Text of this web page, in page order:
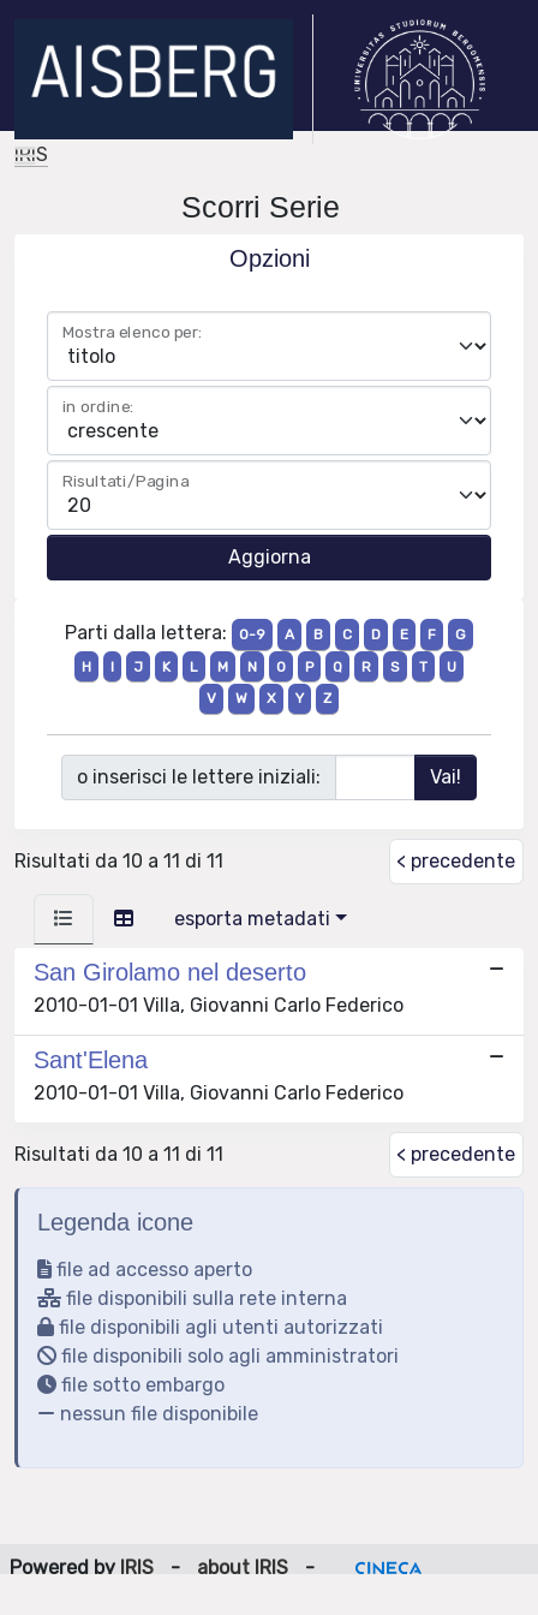
IRIS
Scorri Serie
Opzioni
Mostra elenco per:
in ordine:
Risultati/Pagina
Parti dalla lettera: 0-9 A B C D E F
G
H
I J K L M N O P Q R S T
U
V
W X Y Z
o inserisci le lettere iniziali:
Risultati da 10 a 11 di 11 < precedente
esporta metadati
San Girolamo nel deserto
2010-01-01 Villa, Giovanni Carlo Federico
Sant'Elena
2010-01-01 Villa, Giovanni Carlo Federico
Risultati da 10 a 11 di 11 < precedente
Legenda icone
file ad accesso aperto
file disponibili sulla rete interna
file disponibili agli utenti autorizzati
file disponibili solo agli amministratori
file sotto embargo
nessun file disponibile
Powered by IRIS - about IRIS
-